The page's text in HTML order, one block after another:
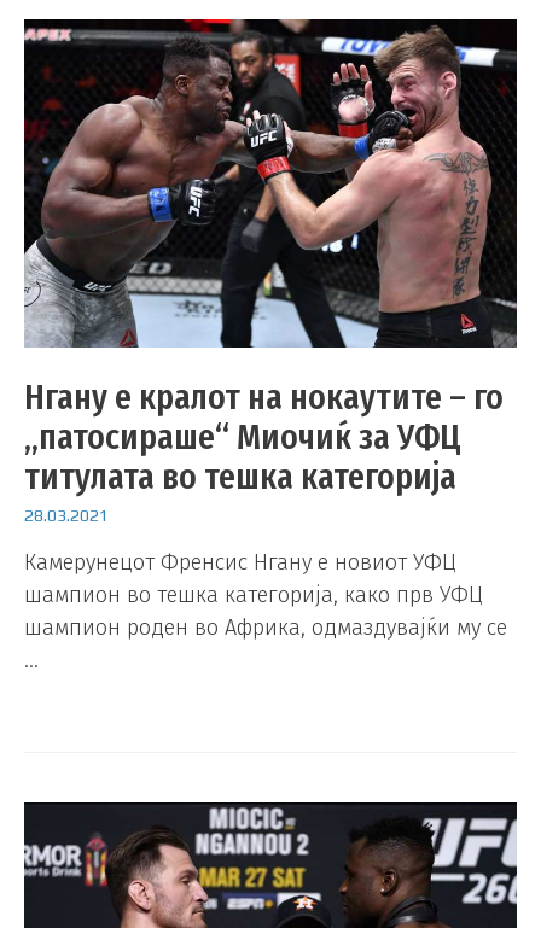
Нгану е кралот на нокаутите – го
„патосираше“ Миочиќ за УФЦ
титулата во тешка категорија
28.03.2021
Камерунецот Френсис Нгану е новиот УФЦ
шампион во тешка категорија, како прв УФЦ
шампион роден во Африка, одмаздувајќи му се
…